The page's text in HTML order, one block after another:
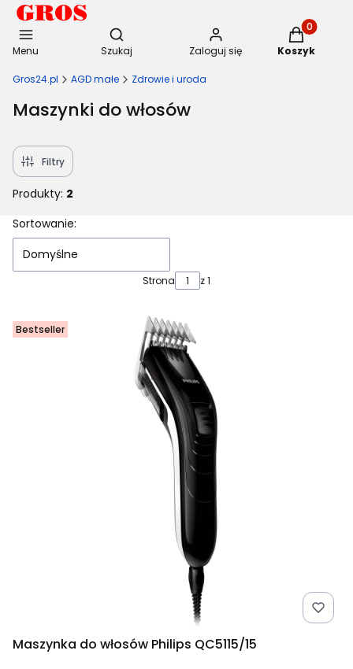
Menu
Otwórz wyszukiwarkę
Szukaj Zaloguj się
Produkty
Koszyk
Gros24.pl AGD małe Zdrowie i uroda
Maszynki do włosów
Filtry
Produkty: 2
Lista produktów
Sortowanie:
Domyślne
Strona z 1
Bestseller
Maszynka do włosów Philips QC5115/15